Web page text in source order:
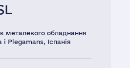
металевого обладнання
Plegamans, Іспанія